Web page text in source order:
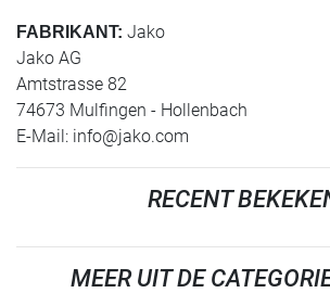
FABRIKANT: Jako
Jako AG
Amtstrasse 82
74673 Mulfingen - Hollenbach
E-Mail: info@jako.com
RECENT
MEER UIT DE